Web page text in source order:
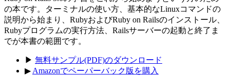
の本です。ターミナルの使い方、基本的なLinuxコマンドの
説明から始まり、RubyおよびRuby on Railsのインストール、
Rubyプログラムの実行方法、Railsサーバーの起動と終了ま
でが本書の範囲です。
▶ 無料サンプル(PDF)のダウンロード
▶ Amazonでペーパーバック版を購入